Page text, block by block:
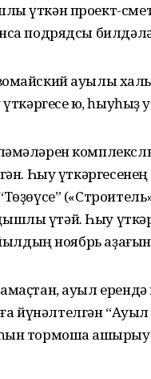
үткән проект-
подрядсы
ауылы
юҡ, һыуһыҙ
Һыу
үтәй. Һыу
ноябрь
ауыл
йүнәлтелгән
тормошҡа